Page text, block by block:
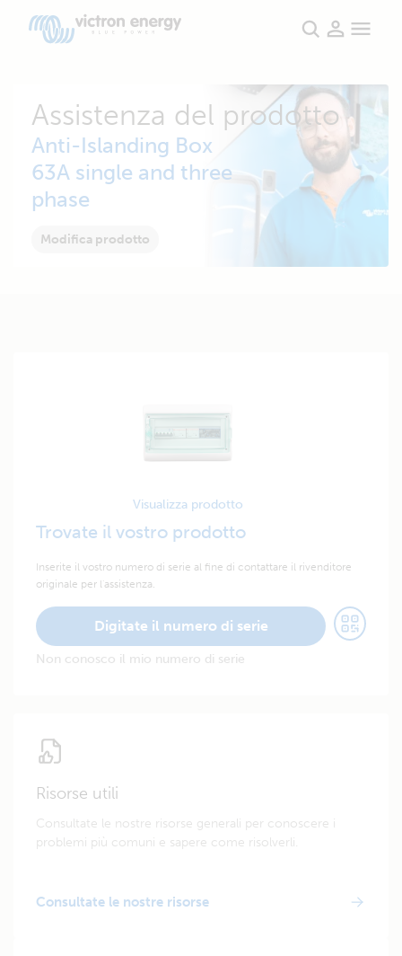
Assistenza del prodotto
Anti-Islanding Box
63A single and three
phase
Modifica prodotto
Visualizza prodotto
Trovate il vostro prodotto
Inserite il vostro numero di serie al fine di contattare il rivenditore
originale per l'assistenza.
Digitate il numero di serie
Non conosco il mio numero di serie
Risorse utili
Consultate le nostre risorse generali per conoscere i
problemi più comuni e sapere come risolverli.
Consultate le nostre risorse